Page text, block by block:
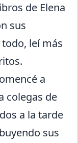
de Elena
sus
leí más
a
colegas de
a la tarde
sus